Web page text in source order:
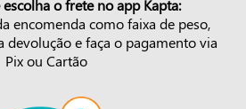
escolha o frete no app Kapta:
encomenda como faixa de peso,
devolução e faça o pagamento via
Pix ou Cartão